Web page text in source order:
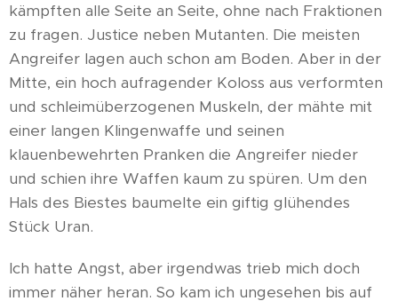
kämpften alle Seite an Seite, ohne nach Fraktionen
zu fragen. Justice neben Mutanten. Die meisten
Angreifer lagen auch schon am Boden. Aber in der
Mitte, ein hoch aufragender Koloss aus verformten
und schleimüberzogenen Muskeln, der mähte mit
einer langen Klingenwaffe und seinen
klauenbewehrten Pranken die Angreifer nieder
und schien ihre Waffen kaum zu spüren. Um den
Hals des Biestes baumelte ein giftig glühendes
Stück Uran.
Ich hatte Angst, aber irgendwas trieb mich doch
immer näher heran. So kam ich ungesehen bis auf